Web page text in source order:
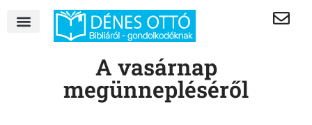
A vasárnap
megünnepléséről